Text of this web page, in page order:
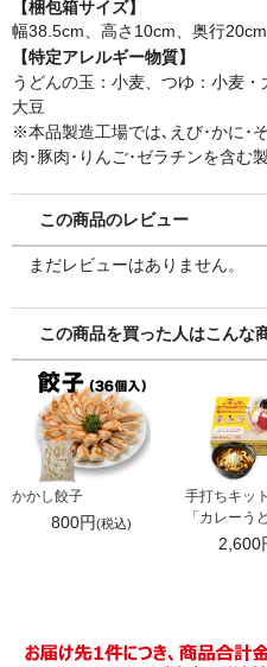
【梱包箱サイズ】
幅38.5cm、高さ10cm、奥行20cm
【特定アレルギー物質】
うどんの玉：小麦、つゆ：小麦
大豆
※本品製造工場では､えび･かに･
肉･豚肉･りんご･ゼラチンを含む
この商品のレビュー
まだレビューはありません。
この商品を買った人はこんな
かかし餃子
800円(税込)
手打ちキッ
「カレーう
2,600